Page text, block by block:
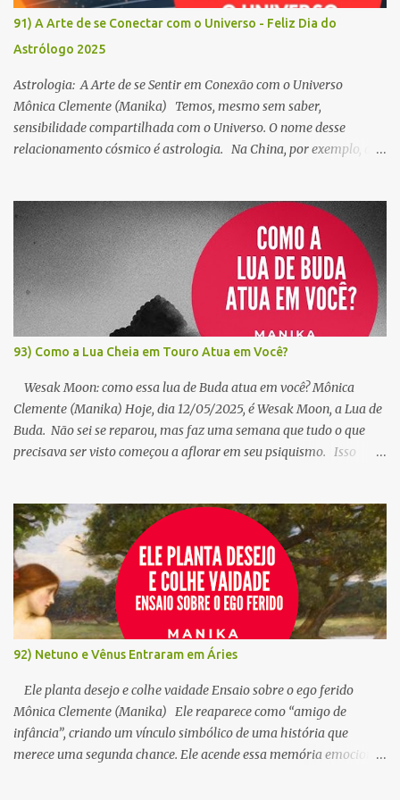
91) A Arte de se Conectar com o Universo - Feliz Dia do
Astrólogo 2025
Astrologia: A Arte de se Sentir em Conexão com o Universo
Mônica Clemente (Manika) Temos, mesmo sem saber,
sensibilidade compartilhada com o Universo. O nome desse
relacionamento cósmico é astrologia. Na China, por exemplo, a
dessa forma que o Tibete tem identificado o Dalai Lama por
séculos. Os Reis Magos, com outros cálculos, encontraram Jesus.
Para Jung, a astrologia é a arte de ler o inconsciente projetado nas
estrelas. Na Mitologia, ela nos guia em segurança para dentro e
para fora do labirinto do Minotauro, como fez Ariadne. Para
Osho, astrologia é espiritualidade, pois somos um com o Universo.
Para os alquimistas, as estrelas também nos habitam. Somos um
Céu. Para mim, a astrologia é a revelação da empatia cósmica: as
conexões sutis que entrelaçam todos os seres em múltiplas rela...
93) Como a Lua Cheia em Touro Atua em Você?
Wesak Moon: como essa lua de Buda atua em você? Mônica
Clemente (Manika) Hoje, dia 12/05/2025, é Wesak Moon, a Lua de
Buda. Não sei se reparou, mas faz uma semana que tudo o que
precisava ser visto começou a aflorar em seu psiquismo. Isso
entrelaçamento de tradições espirituais, movimentos astrais e
sabedorias profundas. Neste dia, que varia a cada ano de acordo
com o calendário lunar - e conforme a tradição budista -, celebra-
se a iluminação de Buda, também associada ao seu nascimento e à
sua morte. Essa tríplice celebração do chamado “ciclo búdico” foi
oficialmente reconhecida pela ONU em 1999, sendo desde então
considerada feriado oficial em alguns países, sempre no mês de
maio, mesmo quando a Lua cheia ocorre no final de abril, o que
pode resultar em uma segunda Lua cheia em maio. Mas há uma
forma sensível de saber ...
92) Netuno e Vênus Entraram em Áries
Ele planta desejo e colhe vaidade Ensaio sobre o ego ferido
Mônica Clemente (Manika) Ele reaparece como “amigo de
infância”, criando um vínculo simbólico de uma história que
merece uma segunda chance. Ele acende essa memória emocional